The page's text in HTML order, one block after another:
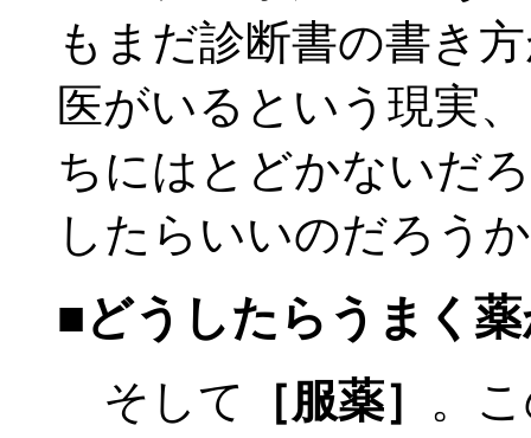
もまだ診断書の書き
医がいるという現実
ちにはとどかないだ
したらいいのだろう
■どうしたらうまく薬
そして ［服薬］ 。